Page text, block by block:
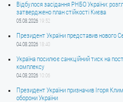
Відбулося засідання РНБО України:
затверджено план стійкості Києва
05.08.2026 19:52
Президент України представив нового
04.08.2026 18:40
Україна посилює санкційний тиск на
комплексу
04.08.2026 10:06
Президент України призначив Ігоря
оборони України